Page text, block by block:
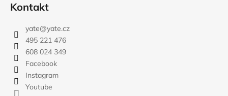
Kontakt
yate@yate.cz
495 221 476
608 024 349
Facebook
Instagram
Youtube